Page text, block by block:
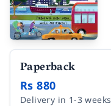
Paperback
Rs 880
Delivery in 1-3 weeks